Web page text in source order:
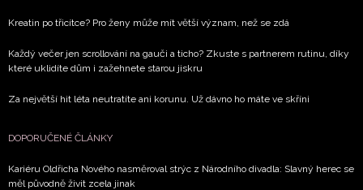
Kreatin po třicítce? Pro ženy může mít větší význam, než se zdá
Každý večer jen scrollování na gauči a ticho? Zkuste s partnerem rutinu, díky
které uklidíte dům i zažehnete starou jiskru
Za největší hit léta neutratíte ani korunu. Už dávno ho máte ve skříni
DOPORUČENÉ ČLÁNKY
Kariéru Oldřicha Nového nasměroval strýc z Národního divadla: Slavný herec se
měl původně živit zcela jinak